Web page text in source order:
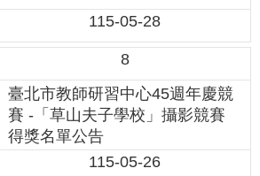
115-05-28
8
臺北市教師研習中心45週年慶競
賽 -「草山夫子學校」攝影競賽
得獎名單公告
115-05-26